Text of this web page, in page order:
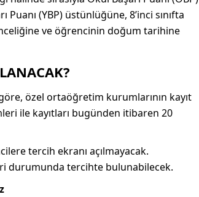
Puanı (YBP) üstünlüğüne, 8’inci sınıfta
ve öğrencinin doğum tarihine
özel ortaöğretim kurumlarının kayıt
ile kayıtları bugünden itibaren 20
tercih ekranı açılmayacak.
durumunda tercihte bulunabilecek.